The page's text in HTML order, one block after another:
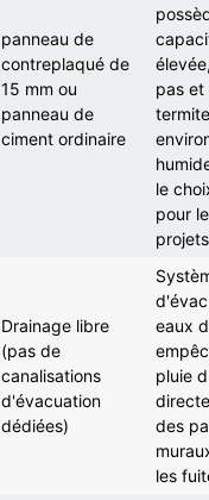
panneau de
contreplaqué de
15 mm ou
panneau de
ciment ordinaire
pas et
le
pour
Drainage libre
(pas de
canalisations
d'évacuation
dédiées)
eaux
pluie
des
les